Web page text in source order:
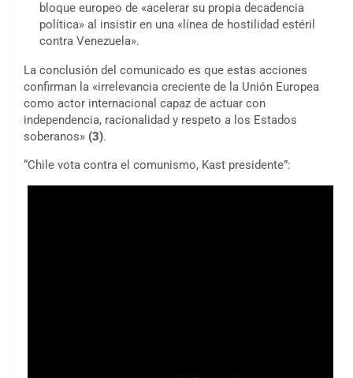
bloque europeo de «acelerar su propia decadencia
política» al insistir en una «línea de hostilidad estéril
contra Venezuela».
La conclusión del comunicado es que estas acciones
confirman la «irrelevancia creciente de la Unión Europea
como actor internacional capaz de actuar con
independencia, racionalidad y respeto a los Estados
soberanos» (3).
“Chile vota contra el comunismo, Kast presidente”: